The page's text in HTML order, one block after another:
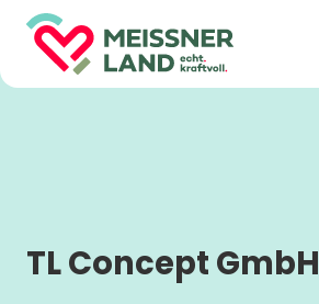
TL Concept GmbH